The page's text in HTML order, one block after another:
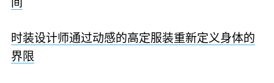
时装设计师通过动感的高定服装重新定义身体的
界限